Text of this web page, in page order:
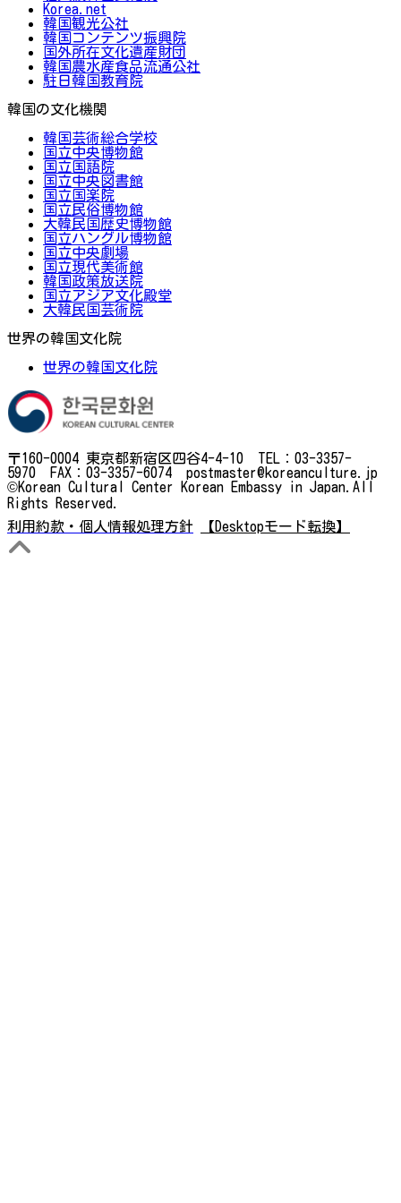
Korea.net
韓国観光公社
韓国コンテンツ振興院
国外所在文化遺産財団
韓国農水産食品流通公社
駐日韓国教育院
韓国の文化機関
韓国芸術総合学校
国立中央博物館
国立国語院
国立中央図書館
国立国楽院
国立民俗博物館
大韓民国歴史博物館
国立ハングル博物館
国立中央劇場
国立現代美術館
韓国政策放送院
国立アジア文化殿堂
大韓民国芸術院
世界の韓国文化院
世界の韓国文化院
〒160-0004 東京都新宿区四谷4-4-10 TEL：03-3357-
5970 FAX：03-3357-6074 postmaster@koreanculture.jp
©Korean Cultural Center Korean Embassy in Japan.All
Rights Reserved.
利用約款・個人情報処理方針
【Desktopモード転換】